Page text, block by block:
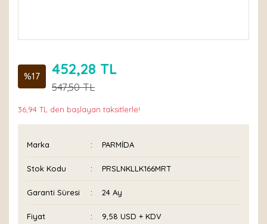
%17 452,28 TL
547,50 TL
36,94 TL den başlayan taksitlerle!
Marka PARMİDA
Stok Kodu PRSLNKLLK166MRT
Garanti Süresi 24 Ay
Fiyat 9,58 USD + KDV